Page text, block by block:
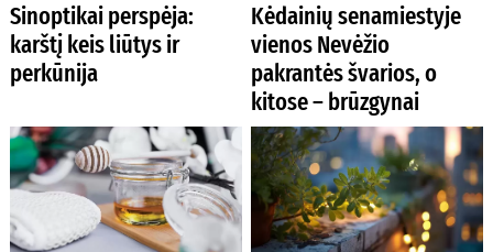
Sinoptikai perspėja:
karštį keis liūtys ir
perkūnija
Kėdainių senamiestyje
vienos Nevėžio
pakrantės švarios, o
kitose – brūzgynai